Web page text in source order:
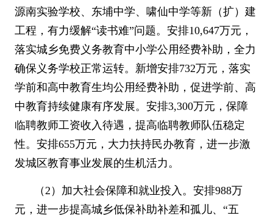
源南实验学校、东埔中学、啸仙中学等新（扩）建
工程，有力缓解“读书难”问题。安排10,647万元，
落实城乡免费义务教育中小学公用经费补助，全力
确保义务学校正常运转。新增安排732万元，落实
学前和高中教育生均公用经费补助，促进学前、高
中教育持续健康有序发展。安排3,300万元，保障
临聘教师工资收入待遇，提高临聘教师队伍稳定
性。安排655万元，大力扶持民办教育，进一步激
发城区教育事业发展的生机活力。
（2 ）加大社会保障和就业投入。安排988万
元，进一步提高城乡低保补助补差和孤儿、 “五